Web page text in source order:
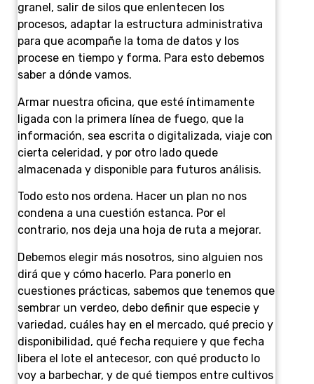
granel, salir de silos que enlentecen los
procesos, adaptar la estructura administrativa
para que acompañe la toma de datos y los
procese en tiempo y forma. Para esto debemos
saber a dónde vamos.
Armar nuestra oficina, que esté íntimamente
ligada con la primera línea de fuego, que la
información, sea escrita o digitalizada, viaje con
cierta celeridad, y por otro lado quede
almacenada y disponible para futuros análisis.
Todo esto nos ordena. Hacer un plan no nos
condena a una cuestión estanca. Por el
contrario, nos deja una hoja de ruta a mejorar.
Debemos elegir más nosotros, sino alguien nos
dirá que y cómo hacerlo. Para ponerlo en
cuestiones prácticas, sabemos que tenemos que
sembrar un verdeo, debo definir que especie y
variedad, cuáles hay en el mercado, qué precio y
disponibilidad, qué fecha requiere y que fecha
libera el lote el antecesor, con qué producto lo
voy a barbechar, y de qué tiempos entre cultivos